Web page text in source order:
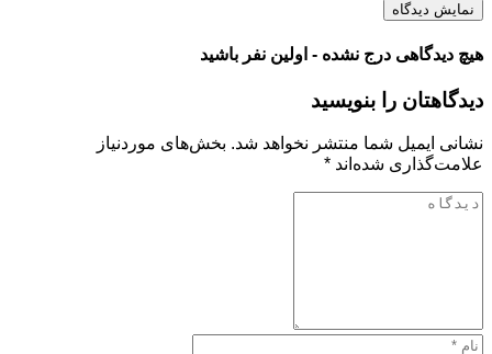
نمایش دیدگاه
هیچ دیدگاهی درج نشده - اولین نفر باشید
دیدگاهتان را بنویسید
نشانی ایمیل شما منتشر نخواهد شد. بخش‌های موردنیاز
علامت‌گذاری شده‌اند *